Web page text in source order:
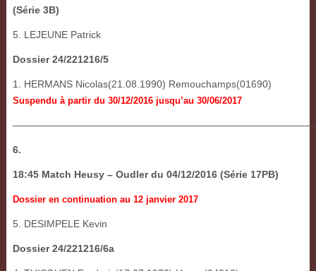
(Série 3B)
5. LEJEUNE Patrick
Dossier 24/221216/5
1. HERMANS Nicolas(21.08.1990) Remouchamps(01690)
Suspendu à partir du 30/12/2016 jusqu’au 30/06/2017
6.
18:45 Match Heusy – Oudler du 04/12/2016 (Série 17PB)
Dossier en continuation au 12 janvier 2017
5. DESIMPELE Kevin
Dossier 24/221216/6a